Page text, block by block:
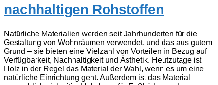
nachhaltigen Rohstoffen
Natürliche Materialien werden seit Jahrhunderten für die
Gestaltung von Wohnräumen verwendet, und das aus gutem
Grund – sie bieten eine Vielzahl von Vorteilen in Bezug auf
Verfügbarkeit, Nachhaltigkeit und Ästhetik. Heutzutage ist
Holz in der Regel das Material der Wahl, wenn es um eine
natürliche Einrichtung geht. Außerdem ist das Material